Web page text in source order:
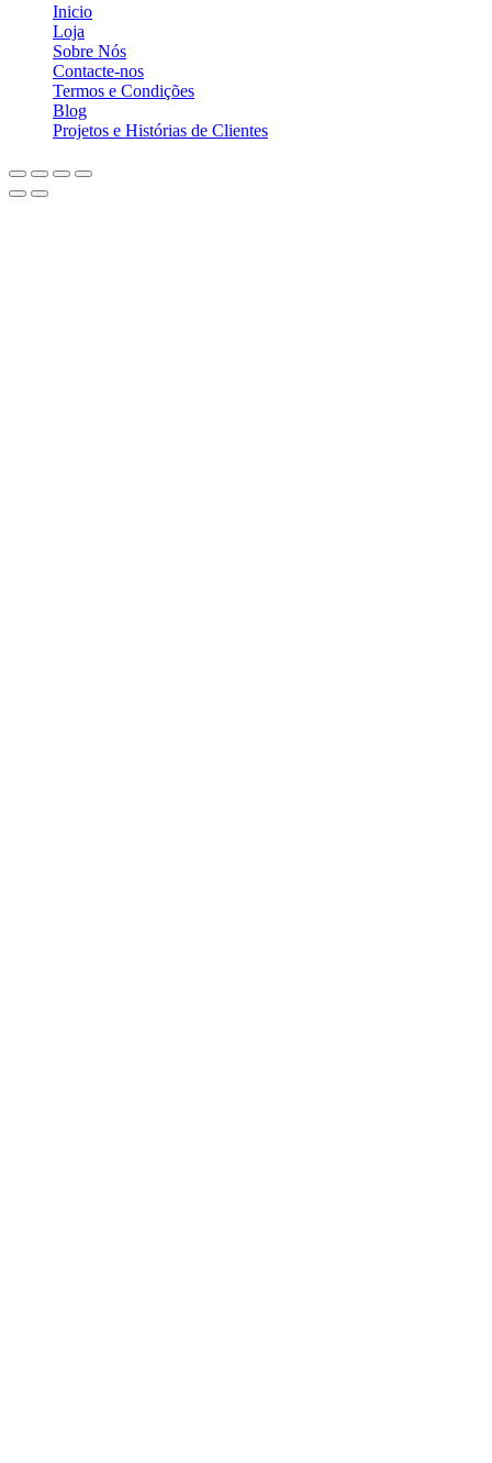
Inicio
Loja
Sobre Nós
Contacte-nos
Termos e Condições
Blog
Projetos e Histórias de Clientes